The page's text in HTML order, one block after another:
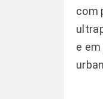
com
e